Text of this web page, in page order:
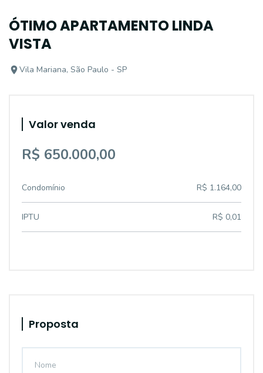
ÓTIMO APARTAMENTO LINDA
VISTA
Vila Mariana, São Paulo - SP
Valor venda
R$ 650.000,00
Condomínio R$ 1.164,00
IPTU R$ 0,01
Proposta